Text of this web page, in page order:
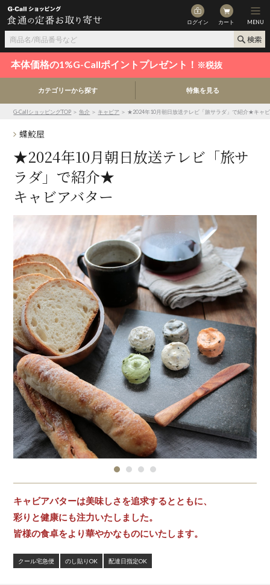
ログイン カート MENU
本体価格の1%G-Callポイントプレゼント！ ※税抜
カテゴリーから探す 特集を見る
G-CallショッピングTOP ＞魚介 ＞ キャビア ＞ ★2024年10月朝日放送テレビ「旅サラダ」で紹介★キャ
蝶鮫屋
★2024年10月朝日放送テレビ「旅サ
ラダ」で紹介★
キャビアバター
キャビアバターは美味しさを追求するとともに、
彩りと健康にも注力いたしました。
皆様の食卓をより華やかなものにいたします。
クール宅急便 のし貼りOK 配達日指定OK